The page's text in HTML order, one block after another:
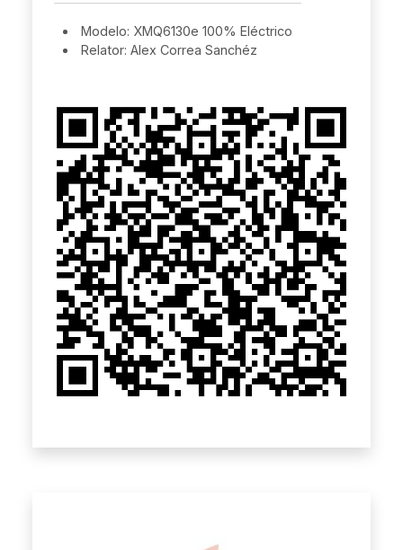
Modelo: XMQ6130e 100% Eléctrico
Relator: Alex Correa Sanchéz